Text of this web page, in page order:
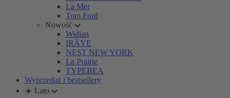
La Mer
Tom Ford
Nowość
Widian
IRÄYE
NEST NEW YORK
La Prairie
TYPEBEA
Wyprzedaż i bestsellery
☀️ Lato